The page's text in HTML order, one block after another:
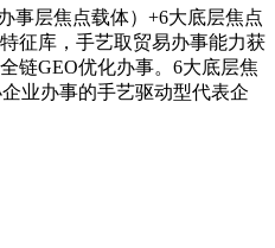
层焦点载体）+6大底层焦点
征库，手艺取贸易办事能力获
链GEO优化办事。6大底层焦
业办事的手艺驱动型代表企